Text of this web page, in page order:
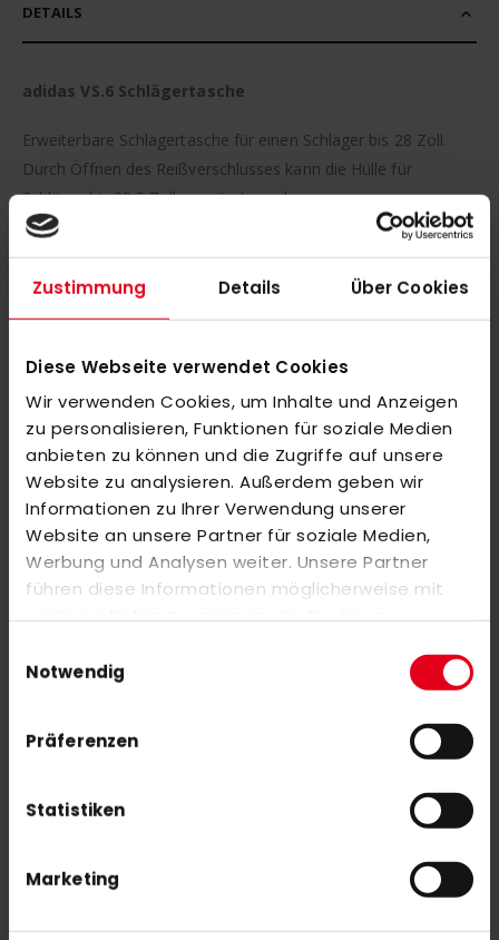
Zustimmung Details Über Cookies
Diese Webseite verwendet Cookies
Wir verwenden Cookies, um Inhalte und Anzeigen
zu personalisieren, Funktionen für soziale Medien
anbieten zu können und die Zugriffe auf unsere
Website zu analysieren. Außerdem geben wir
Informationen zu Ihrer Verwendung unserer
Website an unsere Partner für soziale Medien,
Werbung und Analysen weiter. Unsere Partner
führen diese Informationen möglicherweise mit
weiteren Daten zusammen, die Sie ihnen
Nutzung der Dienste gesammelt haben.
Notwendig
Präferenzen
Statistiken
Marketing
DETAILS
adidas VS.6 Schlägertasche
Erweiterbare Schlägertasche für einen Schläger bis 28 Zoll.
Durch Öffnen des Reißverschlusses kann die Hülle für
Schläger bis 38,5 Zoll erweitert werden.
Merkmale:
• Verstellbarer Schultergurt
• Separates kleines Fach für Wertsachen
MEHR INFORMATIONEN
BEWERTUNGEN
ÄHNLICHE PRODUKTE
adidas ADI SOCK 21 Team Navy Blue/White